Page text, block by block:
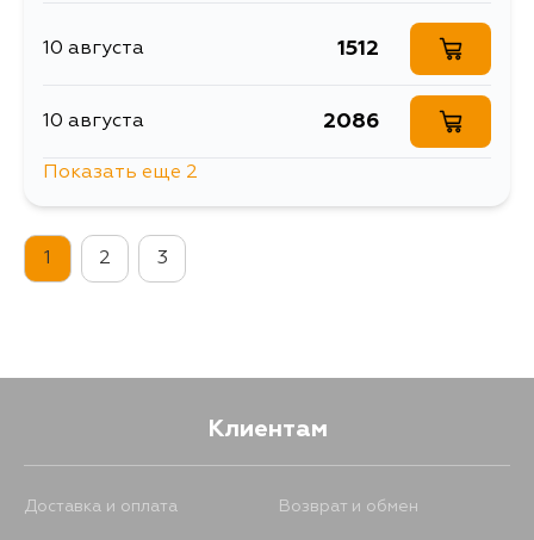
10 августа 1512
10 августа 2086
13 августа
Показать еще 2
1 2 3
Клиентам
Доставка и оплата Возврат и обмен